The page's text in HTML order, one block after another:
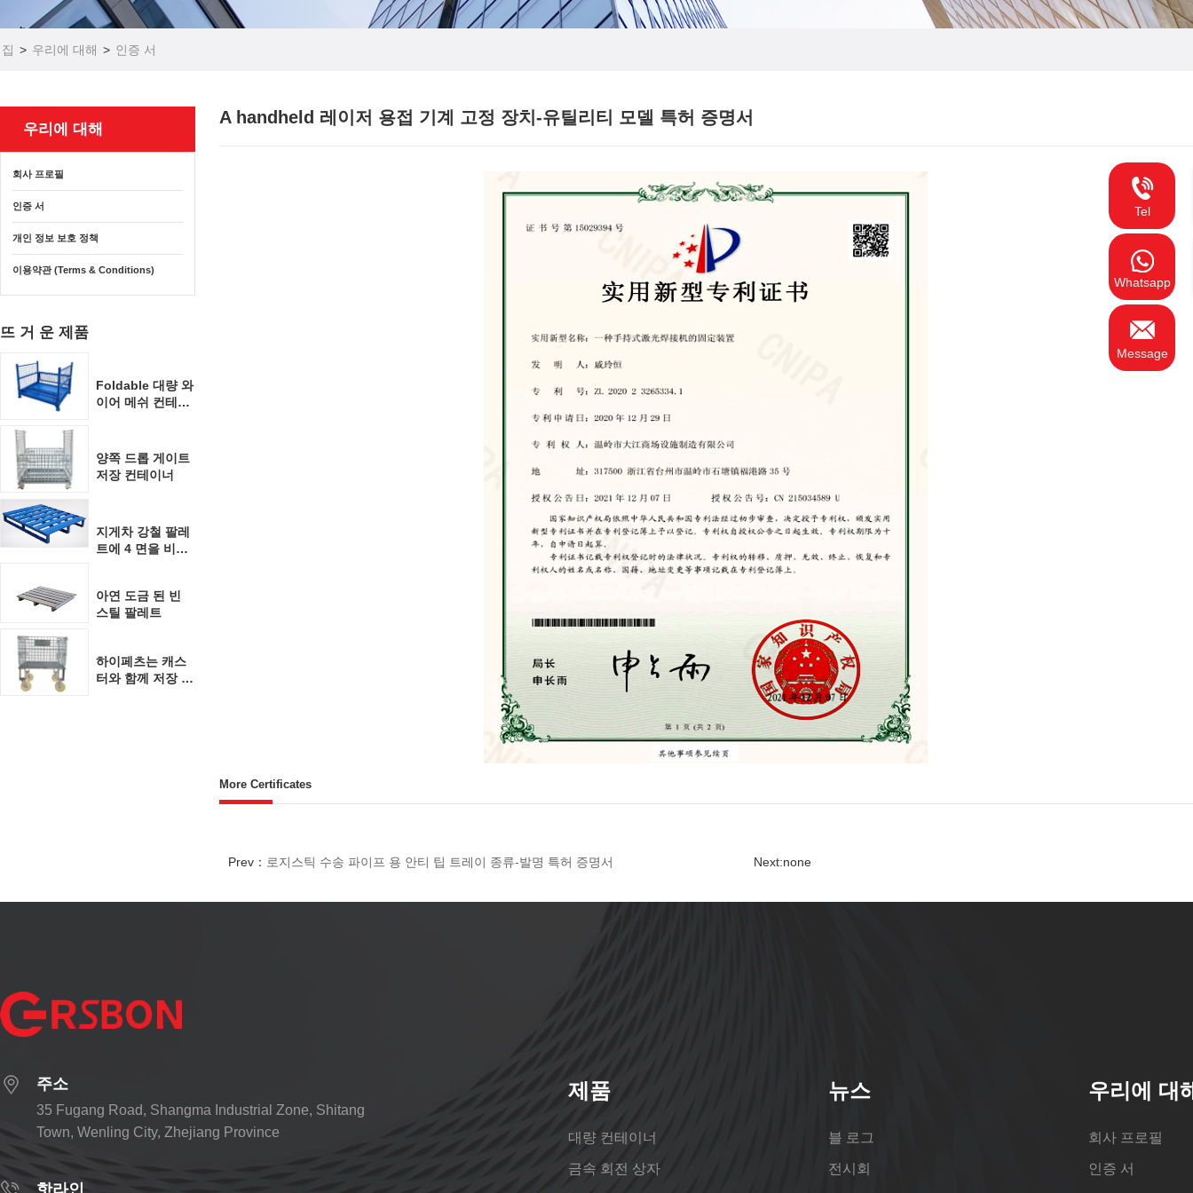
집 > 우리에 대해 > 인증 서
우리에 대해
회사 프로필
인증 서
개인 정보 보호 정책
이용약관 (Terms & Conditions)
뜨 거 운 제품
Foldable 대량 와
이어 메쉬 컨테이
양쪽 드롭 게이트
저장 컨테이너
지게차 강철 팔레
트에 4 면을 비웁
아연 도금 된 빈
스틸 팔레트
하이페츠는 캐스
터와 함께 저장 케
A handheld 레이저 용접 기계 고정 장치-유틸리티 모델 특허 증명서
More Certificates
Prev： 로지스틱 수송 파이프 용 안티 팁 트레이 종류-발명 특허 증명서 Next:none
주소
35 Fugang Road, Shangma Industrial Zone, Shitang
Town, Wenling City, Zhejiang Province
제품
대량 컨테이너
금속 회전 상자
뉴스
블 로그
전시회
우리에 대
회사 프로필
인증 서
Tel
Whatsapp
Message